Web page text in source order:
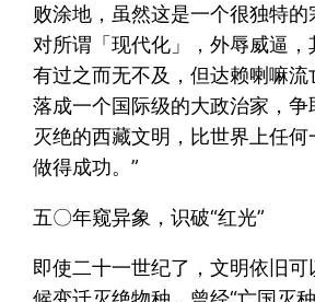
败涂地，虽然这是一个很独特的
对所谓「现代化」，外辱威逼
有过之而无不及，但达赖喇嘛流
落成一个国际级的大政治家，
灭绝的西藏文明，比世界上任
做得成功。”
五〇年窥异象，识破“红光”
即使二十一世纪了，文明依旧